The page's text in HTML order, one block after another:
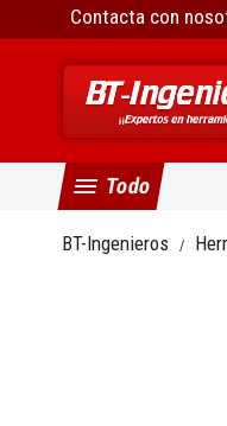
Contacta con
menu Todo
BT-Ingenieros